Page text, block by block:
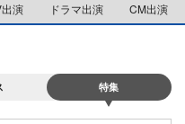
演 ドラマ出演 CM出演
特集